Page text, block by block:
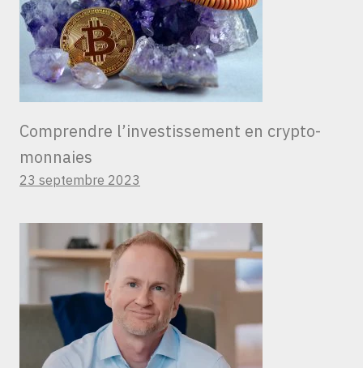
Comprendre l’investissement en crypto-
monnaies
23 septembre 2023